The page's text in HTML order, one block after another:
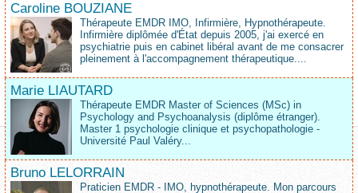
Caroline BOUZIANE
Thérapeute EMDR IMO, Infirmière, Hypnothérapeute.
Infirmière diplômée d'État depuis 2005, j'ai exercé en
psychiatrie puis en cabinet libéral avant de me consacrer
pleinement à l'accompagnement thérapeutique....
Marie LIAUTARD
Thérapeute EMDR Master of Sciences (MSc) in
Psychology and Psychoanalysis (diplôme étranger).
Master 1 psychologie clinique et psychopathologie -
Université Paul Valéry...
Bruno LELORRAIN
Praticien EMDR - IMO, hypnothérapeute. Mon parcours